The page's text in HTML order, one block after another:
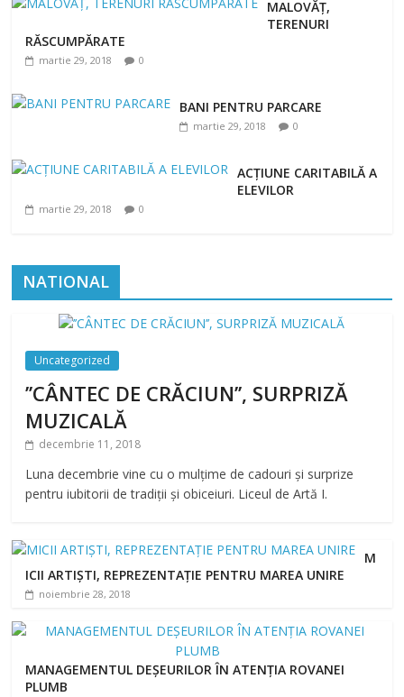
MALOVĂȚ,
TERENURI
RĂSCUMPĂRATE
martie 29, 2018 0
BANI PENTRU PARCARE
martie 29, 2018 0
ACȚIUNE CARITABILĂ A
ELEVILOR
martie 29, 2018 0
NATIONAL
Uncategorized
’’CÂNTEC DE CRĂCIUN’’, SURPRIZĂ
MUZICALĂ
decembrie 11, 2018
Luna decembrie vine cu o mulțime de cadouri și surprize
pentru iubitorii de tradiții și obiceiuri. Liceul de Artă I.
M
ICII ARTIȘTI, REPREZENTAȚIE PENTRU MAREA UNIRE
noiembrie 28, 2018
MANAGEMENTUL DEȘEURILOR ÎN ATENȚIA ROVANEI
PLUMB